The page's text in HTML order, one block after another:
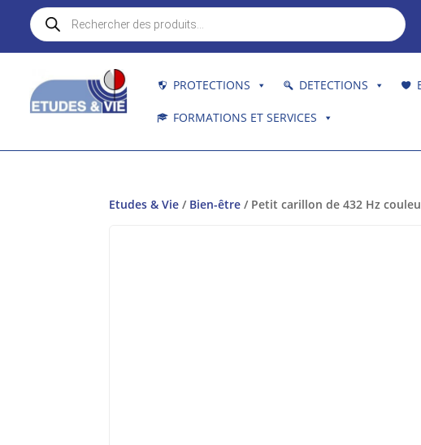
Recherche
de
produits
PROTECTIONS DETECTIONS
FORMATIONS ET SERVICES
Etudes & Vie / Bien-être / Petit carillon de 432 Hz